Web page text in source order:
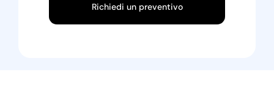
Richiedi un preventivo